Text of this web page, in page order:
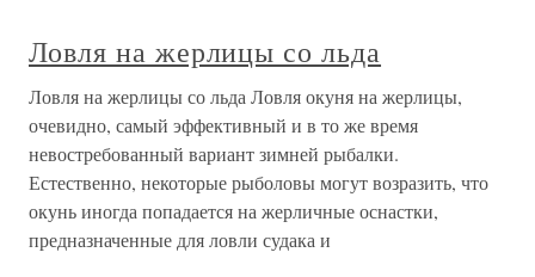
Ловля на жерлицы со льда
Ловля на жерлицы со льда Ловля окуня на жерлицы,
очевидно, самый эффективный и в то же время
невостребованный вариант зимней рыбалки.
Естественно, некоторые рыболовы могут возразить, что
окунь иногда попадается на жерличные оснастки,
предназначенные для ловли судака и